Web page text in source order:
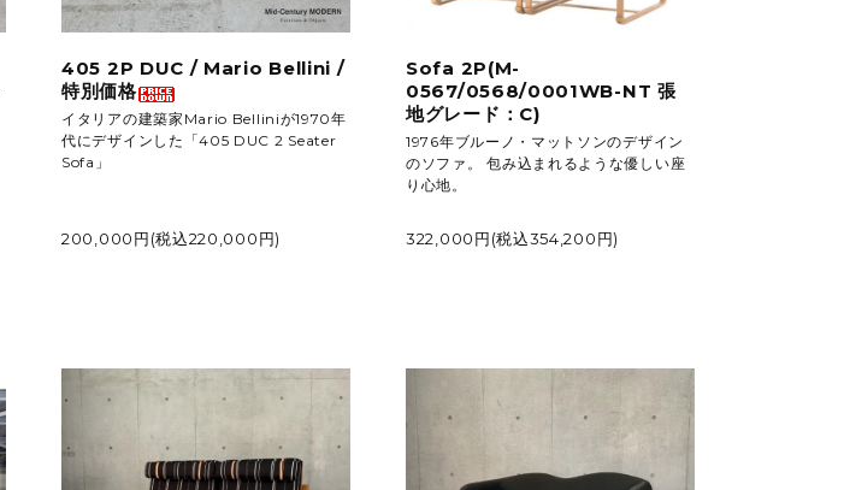
405 2P DUC / Mario Bellini /
特別価格
イタリアの建築家Mario Belliniが1970年
代にデザインした「405 DUC 2 Seater
Sofa」
200,000円(税込220,000円)
Sofa 2P(M-
0567/0568/0001WB-NT 張
地グレード：C)
1976年ブルーノ・マットソンのデザイン
のソファ。 包み込まれるような優しい座
り心地。
322,000円(税込354,200円)